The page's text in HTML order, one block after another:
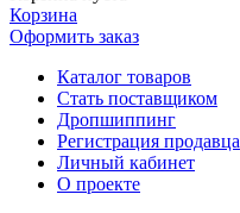
Корзина
Оформить заказ
Каталог товаров
Стать поставщиком
Дропшиппинг
Регистрация продавца
Личный кабинет
О проекте